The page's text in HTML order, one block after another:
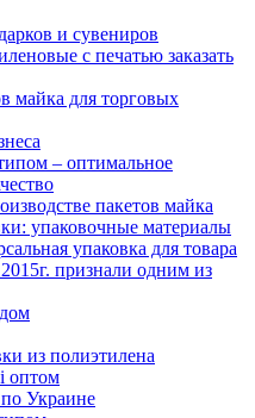
и сувениров
с печатью заказать
майка для торговых
– оптимальное
пакетов майка
упаковочные материалы
упаковка для товара
признали одним из
из полиэтилена
оптом
Украине